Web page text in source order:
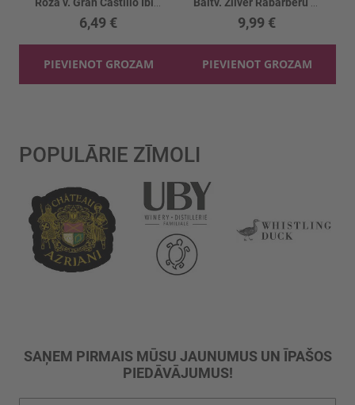
6,49 €
PIEVIENOT GROZAM
9,99 €
PIEVIENOT GROZAM
POPULĀRIE ZĪMOLI
SAŅEM PIRMAIS MŪSU JAUNUMUS UN ĪPAŠOS
PIEDĀVĀJUMUS!